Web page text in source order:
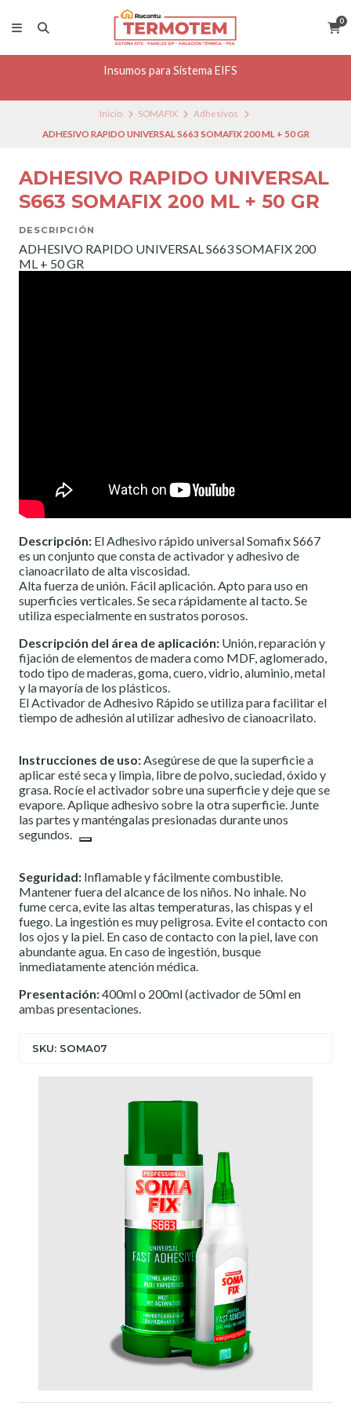
0
Insumos para Sistema EIFS
Inicio SOMAFIX
Adhesivos
ADHESIVO RAPIDO UNIVERSAL S663 SOMAFIX 200 ML + 50 GR
ADHESIVO RAPIDO UNIVERSAL
S663 SOMAFIX 200 ML + 50 GR
DESCRIPCIÓN
ADHESIVO RAPIDO UNIVERSAL S663 SOMAFIX 200
ML + 50 GR
Descripción: El Adhesivo rápido universal Somafix S667
es un conjunto que consta de activador y adhesivo de
cianoacrilato de alta viscosidad.
Alta fuerza de unión. Fácil aplicación. Apto para uso en
superficies verticales. Se seca rápidamente al tacto. Se
utiliza especialmente en sustratos porosos.
Descripción del área de aplicación: Unión, reparación y
fijación de elementos de madera como MDF, aglomerado,
todo tipo de maderas, goma, cuero, vidrio, aluminio, metal
y la mayoría de los plásticos.
El Activador de Adhesivo Rápido se utiliza para facilitar el
tiempo deadhesión al utilizar adhesivo de cianoacrilato.
Instrucciones de uso:Asegúrese de que la superficie a
aplicar esté seca y limpia, libre de polvo, suciedad, óxido y
grasa. Rocíe el activador sobre una superficie y deje que se
evapore. Aplique adhesivo sobre la otra superficie. Junte
las partes y manténgalas presionadas durante unos
segundos.
Seguridad: Inflamable y fácilmente combustible.
Mantener fuera del alcance de los niños. No inhale. No
fume cerca, evite las altas temperaturas, las chispas y el
fuego. La ingestión es muy peligrosa. Evite el contacto con
los ojos y la piel. En caso de contacto con la piel, lave con
abundante agua. En caso de ingestión, busque
inmediatamente atención médica.
Presentación:400ml o 200ml (activador de 50ml en
ambas presentaciones.
SKU: SOMA07